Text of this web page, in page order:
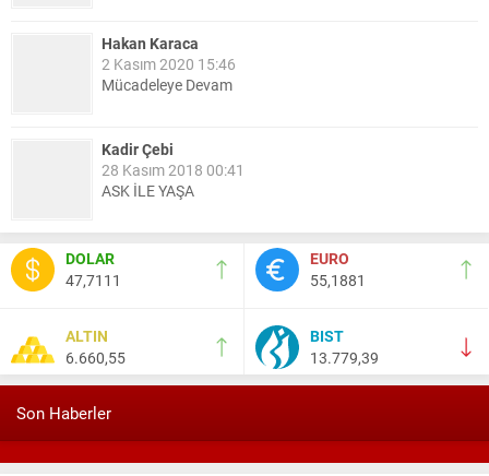
Hakan Karaca
2 Kasım 2020 15:46
Mücadeleye Devam
Kadir Çebi
28 Kasım 2018 00:41
ASK İLE YAŞA
Nail Kazanç
10 Mart 2023 21:36
HAYDİ TEKİRDAĞ MAÇA !!!!
Salih Canikli
5 Kasım 2024 19:54
ZİYARETİ.
DOLAR
47,7111
EURO
55,1881
ALTIN
6.660,55
BIST
13.779,39
Son Haberler